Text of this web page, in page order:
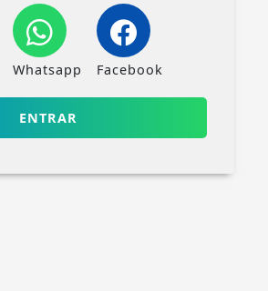
Whatsapp Facebook
ENTRAR